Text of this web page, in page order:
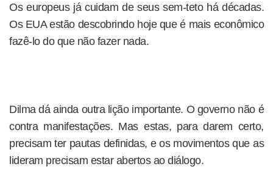
Os europeus já cuidam de seus sem-teto há décadas.
Os EUA estão descobrindo hoje que é mais econômico
fazê-lo do que não fazer nada.
Dilma dá ainda outra lição importante. O governo não é
contra manifestações. Mas estas, para darem certo,
precisam ter pautas definidas, e os movimentos que as
lideram precisam estar abertos ao diálogo.